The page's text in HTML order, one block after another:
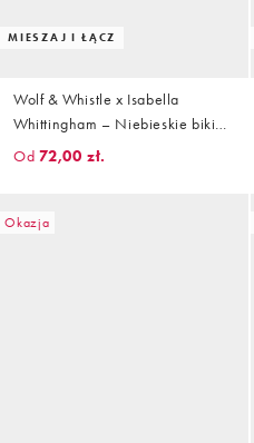
MIESZAJ I ŁĄCZ
Wolf & Whistle x Isabella
Whittingham – Niebieskie bikini
w jodełkę
Od 72,00 zł.
Okazja